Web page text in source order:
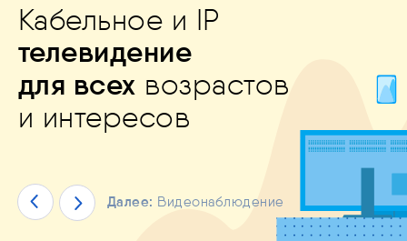
для всей
ценам
скоростях!
Кабельное и IP
телевидение
для всех возрастов
и интересов
за близких
приложение
Личный кабинет"
уже сейчас!
уровень
и комфорта
Далее: Видеонаблюдение